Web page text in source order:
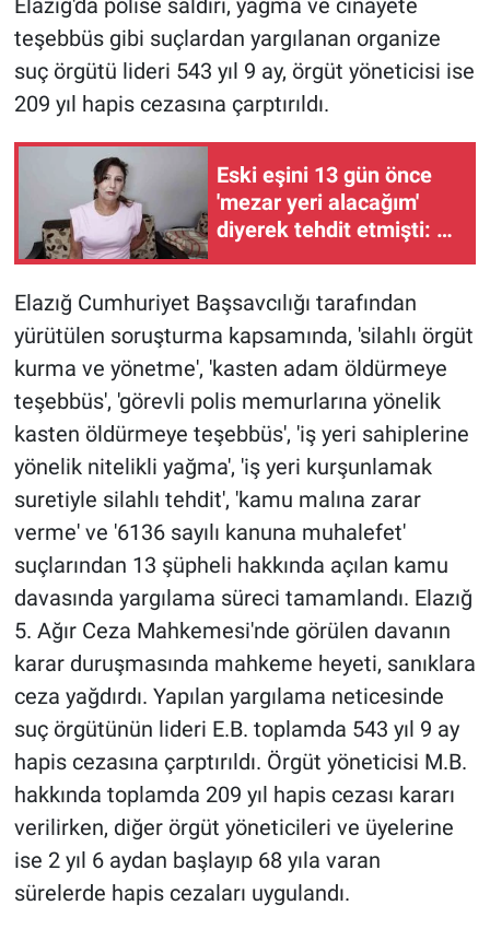
teşebbüs gibi suçlardan yargılanan organize
suç örgütü lideri 543 yıl 9 ay, örgüt yöneticisi ise
209 yıl hapis cezasına çarptırıldı.
Eski eşini 13 gün önce
'mezar yeri alacağım'
diyerek tehdit etmişti: 8
Elazığ Cumhuriyet Başsavcılığı tarafından
yürütülen soruşturma kapsamında, 'silahlı örgüt
kurma ve yönetme', 'kasten adam öldürmeye
teşebbüs', 'görevli polis memurlarına yönelik
kasten öldürmeye teşebbüs', 'iş yeri sahiplerine
yönelik nitelikli yağma', 'iş yeri kurşunlamak
suretiyle silahlı tehdit', 'kamu malına zarar
verme' ve '6136 sayılı kanuna muhalefet'
suçlarından 13 şüpheli hakkında açılan kamu
davasında yargılama süreci tamamlandı. Elazığ
5. Ağır Ceza Mahkemesi'nde görülen davanın
karar duruşmasında mahkeme heyeti, sanıklara
ceza yağdırdı. Yapılan yargılama neticesinde
suç örgütünün lideri E.B. toplamda 543 yıl 9 ay
hapis cezasına çarptırıldı. Örgüt yöneticisi M.B.
hakkında toplamda 209 yıl hapis cezası kararı
verilirken, diğer örgüt yöneticileri ve üyelerine
ise 2 yıl 6 aydan başlayıp 68 yıla varan
sürelerde hapis cezaları uygulandı.